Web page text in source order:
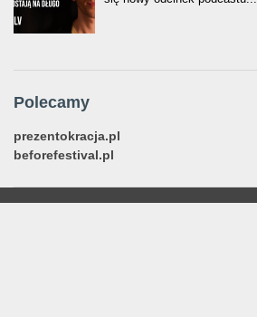
Polecamy
prezentokracja.pl
beforefestival.pl